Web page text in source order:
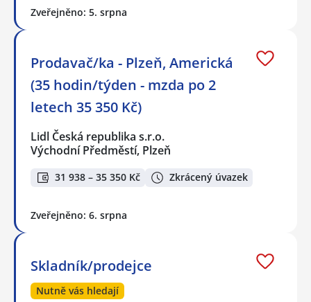
Zveřejněno: 5. srpna
Prodavač/ka - Plzeň, Americká
(35 hodin/týden - mzda po 2
letech 35 350 Kč)
Lidl Česká republika s.r.o.
Východní Předměstí, Plzeň
31 938 – 35 350 Kč Zkrácený úvazek
Zveřejněno: 6. srpna
Skladník/prodejce
Nutně vás hledají